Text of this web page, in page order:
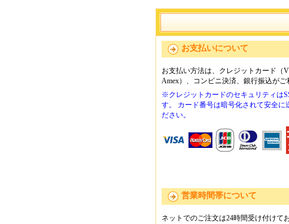
お支払いについて
お支払い方法は、クレジットカード（
Amex）、コンビニ決済、銀行振込がご
※クレジットカードのセキュリティは
す。 カード番号は暗号化されて安全に
ださい。
営業時間帯について
ネットでのご注文は24時間受け付けて